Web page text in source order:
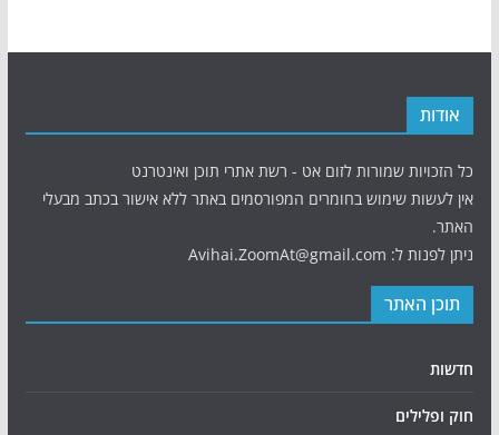
אודות
כל הזכויות שמורות לזום אט - רשת אתרי תוכן ואינטרנט
אין לעשות שימוש בחומרים המפורסמים באתר ללא אישור בכתב מבעלי
האתר.
ניתן לפנות ל: Avihai.ZoomAt@gmail.com
תוכן האתר
חדשות
חוק ופלילים